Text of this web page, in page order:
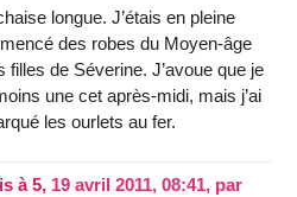
longue. J’étais en pleine
des robes du Moyen-âge
filles de Séverine. J’avoue que je
une cet après-midi, mais j’ai
les ourlets au fer.
à 5, 19 avril 2011, 08:41, par